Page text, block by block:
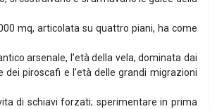
mq, articolata su quattro piani, ha come
arsenale, l’età della vela, dominata dai
piroscafi e l’età delle grandi migrazioni
di schiavi forzati; sperimentare in prima